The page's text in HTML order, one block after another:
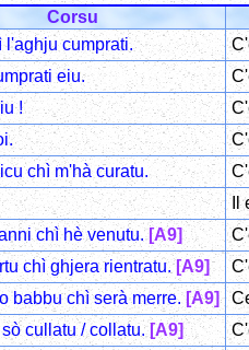
Corsu
l'aghju cumprati.
eiu.
!
chì m'hà curatu.
Il
chì hè venutu. [A9]
chì ghjera rientratu.[A9]
babbu chì serà merre. [A9]
cullatu / collatu. [A9]